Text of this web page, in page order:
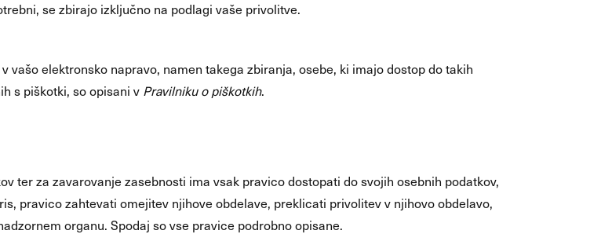
se zbirajo izključno na podlagi vaše privolitve.
vašo elektronsko napravo, namen takega zbiranja, osebe, ki imajo dostop do takih
s piškotki, so opisani v Pravilniku o piškotkih.
ter za zavarovanje zasebnosti ima vsak pravico dostopati do svojih osebnih podatkov,
pravico zahtevati omejitev njihove obdelave, preklicati privolitev v njihovo obdelavo,
organu. Spodaj so vse pravice podrobno opisane.